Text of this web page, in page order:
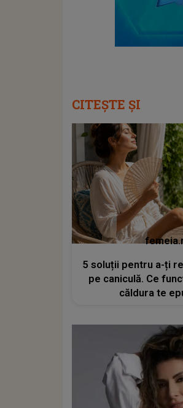
CITEȘTE ȘI
5 soluții pentru a-ți
pe caniculă. Ce
căldura te